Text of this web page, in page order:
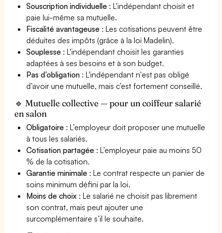
Souscription individuelle : L'indépendant choisit et
paie lui-même sa mutuelle.
Fiscalité avantageuse : Les cotisations peuvent être
déduites des impôts (grâce à la loi Madelin).
Souplesse : L'indépendant choisit les garanties
adaptées à ses besoins et à son budget.
Pas d’obligation : L'indépendant n'est pas obligé
d’avoir une mutuelle, mais c’est fortement conseillé.
🔹 Mutuelle collective — pour un coiffeur salarié
en salon
Obligatoire : L’employeur doit proposer une mutuelle
à tous les salariés.
Cotisation partagée : L’employeur paie au moins 50
% de la cotisation.
Garantie minimale : Le contrat respecte un panier de
soins minimum défini par la loi.
Moins de choix : Le salarié ne choisit pas librement
son contrat, mais peut ajouter une
surcomplémentaire s’il le souhaite.